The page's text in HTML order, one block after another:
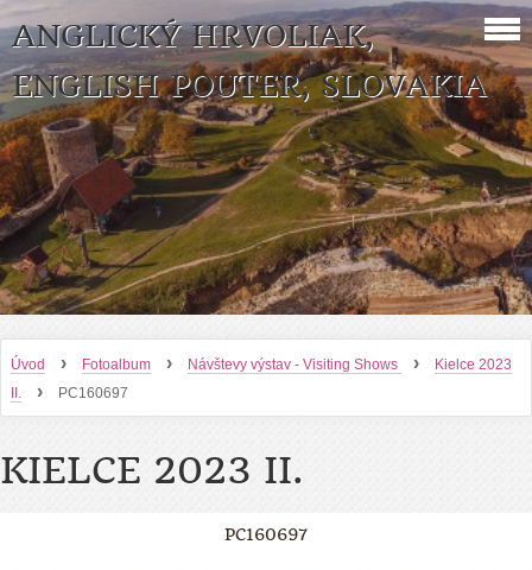
ANGLICKÝ HRVOLIAK,
ENGLISH POUTER, SLOVAKIA
Úvod › Fotoalbum › Návštevy výstav - Visiting Shows ›
Kielce 2023
II.
› PC160697
KIELCE 2023 II.
PC160697